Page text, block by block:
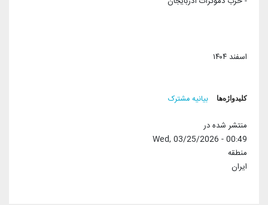
اسفند ۱۴۰۴
کلیدواژه‌ها بیانیه مشترک
منتشر شده در
Wed, 03/25/2026 - 00:49
منطقه
ایران